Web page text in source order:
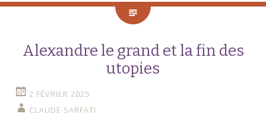
Alexandre le grand et la fin des
utopies
2 FÉVRIER 2025
CLAUDE SARFATI